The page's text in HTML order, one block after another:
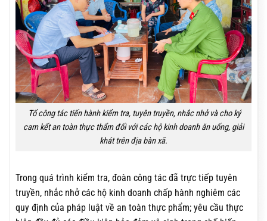
Tổ công tác tiến hành kiểm tra, tuyên truyền, nhắc nhở và cho ký
cam kết an toàn thực thẩm đối với các hộ kinh doanh ăn uống, giải
khát trên địa bàn xã.
Trong quá trình kiểm tra, đoàn công tác đã trực tiếp tuyên
truyền, nhắc nhở các hộ kinh doanh chấp hành nghiêm các
quy định của pháp luật về an toàn thực phẩm; yêu cầu thực